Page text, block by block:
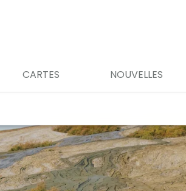
CARTES NOUVELLES